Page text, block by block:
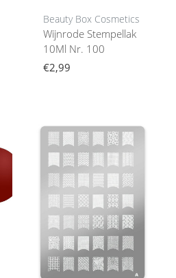
Beauty Box Cosmetics
Wijnrode Stempellak
10Ml Nr. 100
€2,99